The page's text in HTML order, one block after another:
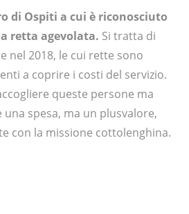
di Ospiti a cui è riconosciuto
retta agevolata. Si tratta di
nel 2018, le cui rette sono
a coprire i costi del servizio.
queste persone ma
spesa, ma un plusvalore,
con la missione cottolenghina.